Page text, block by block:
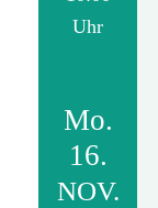
Uhr
Mo.
16.
NOV.